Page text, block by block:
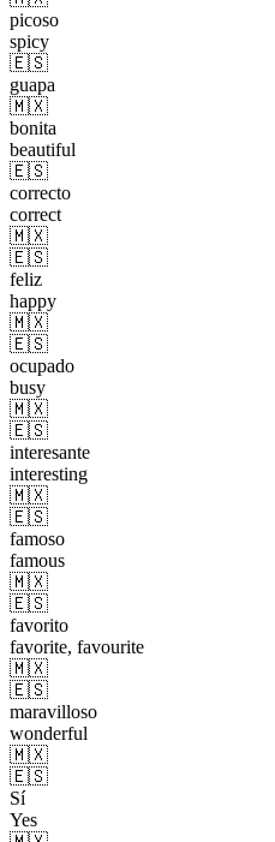
picoso
spicy
🇪🇸
guapa
🇲🇽
bonita
beautiful
🇪🇸
correcto
correct
🇲🇽
🇪🇸
feliz
happy
🇲🇽
🇪🇸
ocupado
busy
🇲🇽
🇪🇸
interesante
interesting
🇲🇽
🇪🇸
famoso
famous
🇲🇽
🇪🇸
favorito
favorite, favourite
🇲🇽
🇪🇸
maravilloso
wonderful
🇲🇽
🇪🇸
Sí
Yes